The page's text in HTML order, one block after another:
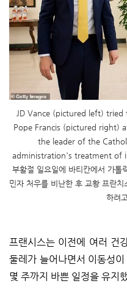
JD Vance (pictured left)
Pope Francis (pictured right)
the leader of the
administration's treatment of
부활절 일요일에 바티칸에서 가톨
민자 처우를 비난한 후 교황 프란
하려
프랜시스는 이전에 여러 건
둘레가 늘어나면서 이동성
몇 주까지 바쁜 일정을 유지